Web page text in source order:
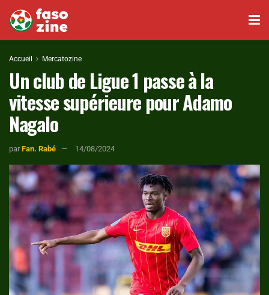
Accueil Mercatozine
Un club de Ligue 1 passe à la
vitesse supérieure pour Adamo
Nagalo
par Fan. Rabé 14/08/2024